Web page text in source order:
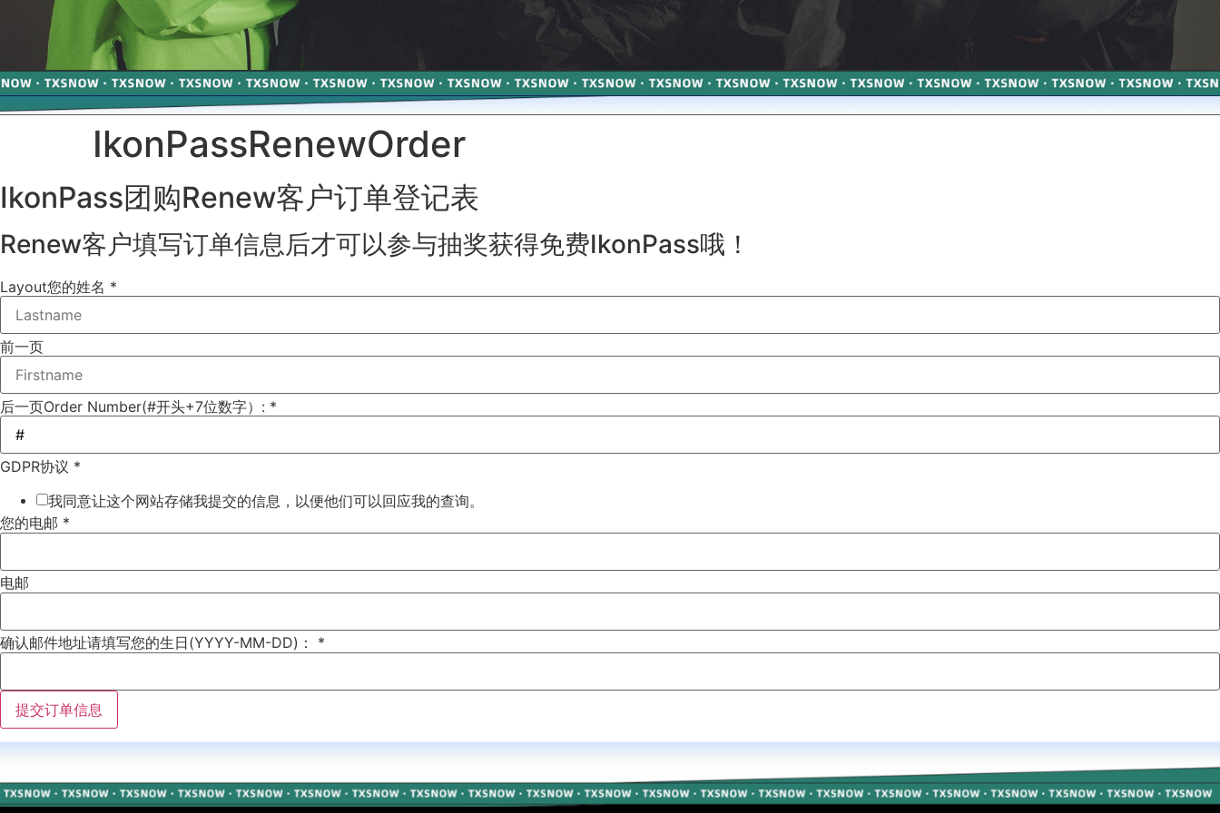
IkonPassRenewOrder
IkonPass团购Renew客户订单登记表
Renew客户填写订单信息后才可以参与抽奖获得免费IkonPass哦！
Layout您的姓名 *
前一页
后一页Order Number(#开头+7位数字）: *
GDPR协议 *
我同意让这个网站存储我提交的信息，以便他们可以回应我的查询。
您的电邮 *
电邮
确认邮件地址请填写您的生日(YYYY-MM-DD)： *
提交订单信息